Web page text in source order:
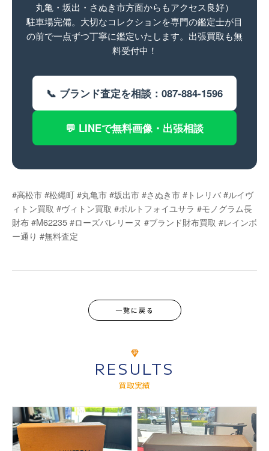
丸亀・坂出・さぬき市方面からもアクセス良好）
駐車場完備。大切なコレクションを専門の鑑定士が目
の前で一点ずつ丁寧に鑑定いたします。出張買取も無
料受付中！
📞 ブランド査定を相談：087-884-1596
💬 LINEで無料画像・出張相談
#高松市 #松縄町 #丸亀市 #坂出市 #さぬき市 #トレリバ #ルイヴ
ィトン買取 #ヴィトン買取 #ポルトフォイユサラ #モノグラム長
財布 #M62235 #ローズバレリーヌ #ブランド財布買取 #レインボ
ー通り #無料査定
一覧に戻る
RESULTS
買取実績